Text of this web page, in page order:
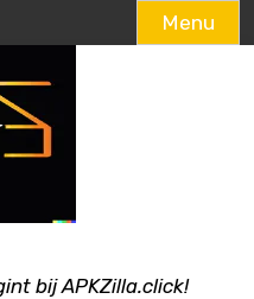
Menu
bij APKZilla.click!